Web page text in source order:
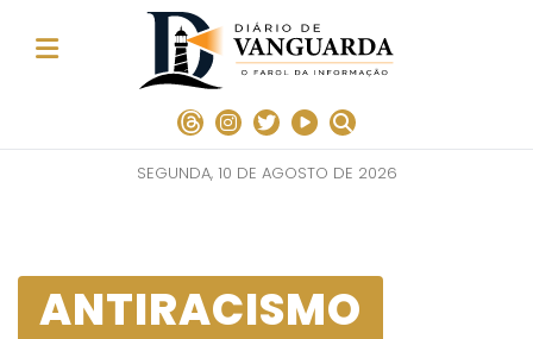
SEGUNDA, 10 DE AGOSTO DE 2026
ANTIRACISMO